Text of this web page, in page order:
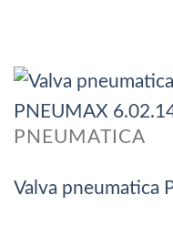
PNEUMATICA
Valva pneumatica